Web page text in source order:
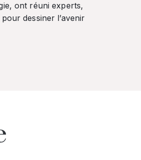
ont réuni experts,
dessiner l’avenir